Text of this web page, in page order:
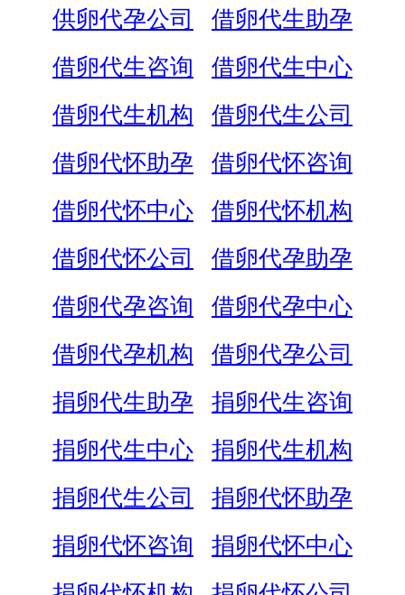
供卵代孕公司
借卵代生助孕
借卵代生咨询
借卵代生中心
借卵代生机构
借卵代生公司
借卵代怀助孕
借卵代怀咨询
借卵代怀中心
借卵代怀机构
借卵代怀公司
借卵代孕助孕
借卵代孕咨询
借卵代孕中心
借卵代孕机构
借卵代孕公司
捐卵代生助孕
捐卵代生咨询
捐卵代生中心
捐卵代生机构
捐卵代生公司
捐卵代怀助孕
捐卵代怀咨询
捐卵代怀中心